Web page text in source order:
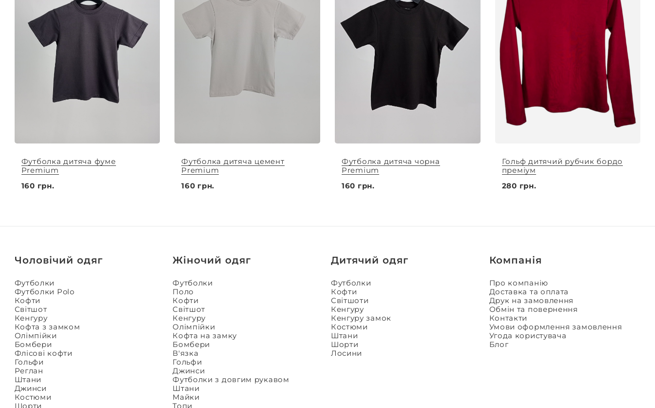
Футболка дитяча фуме
Premium
160 грн.
Футболка дитяча цемент
Premium
160 грн.
Футболка дитяча чорна
Premium
160 грн.
Гольф дитячий рубчик бордо
преміум
280 грн.
Чоловічий одяг
Футболки
Футболки Polo
Кофти
Світшот
Кенгуру
Кофта з замком
Олімпійки
Бомбери
Флісові кофти
Гольфи
Реглан
Штани
Джинси
Костюми
Шорти
Жіночий одяг
Футболки
Поло
Кофти
Світшот
Кенгуру
Олімпійки
Кофта на замку
Бомбери
В'язка
Гольфи
Джинси
Футболки з довгим рукавом
Штани
Майки
Топи
Дитячий одяг
Футболки
Кофти
Світшоти
Кенгуру
Кенгуру замок
Костюми
Штани
Шорти
Лосини
Компанія
Про компанію
Доставка та оплата
Друк на замовлення
Обмін та повернення
Контакти
Умови оформлення замовлення
Угода користувача
Блог